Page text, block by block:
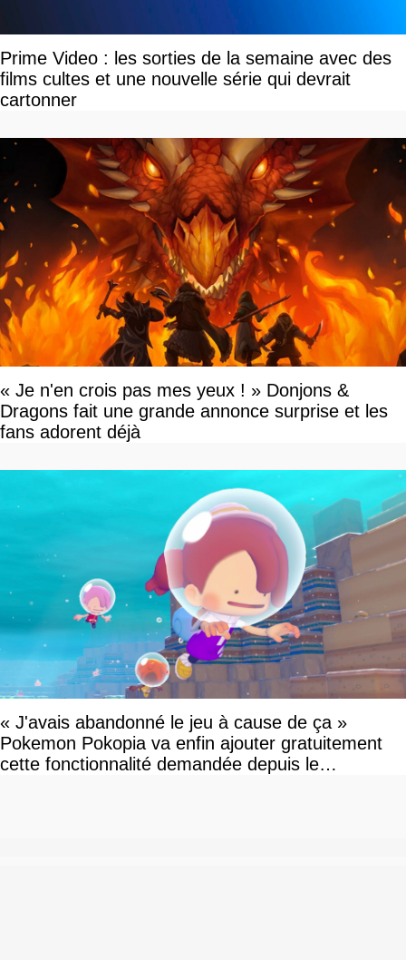
Prime Video : les sorties de la semaine avec des
films cultes et une nouvelle série qui devrait
cartonner
« Je n'en crois pas mes yeux ! » Donjons &
Dragons fait une grande annonce surprise et les
fans adorent déjà
« J'avais abandonné le jeu à cause de ça »
Pokemon Pokopia va enfin ajouter gratuitement
cette fonctionnalité demandée depuis le